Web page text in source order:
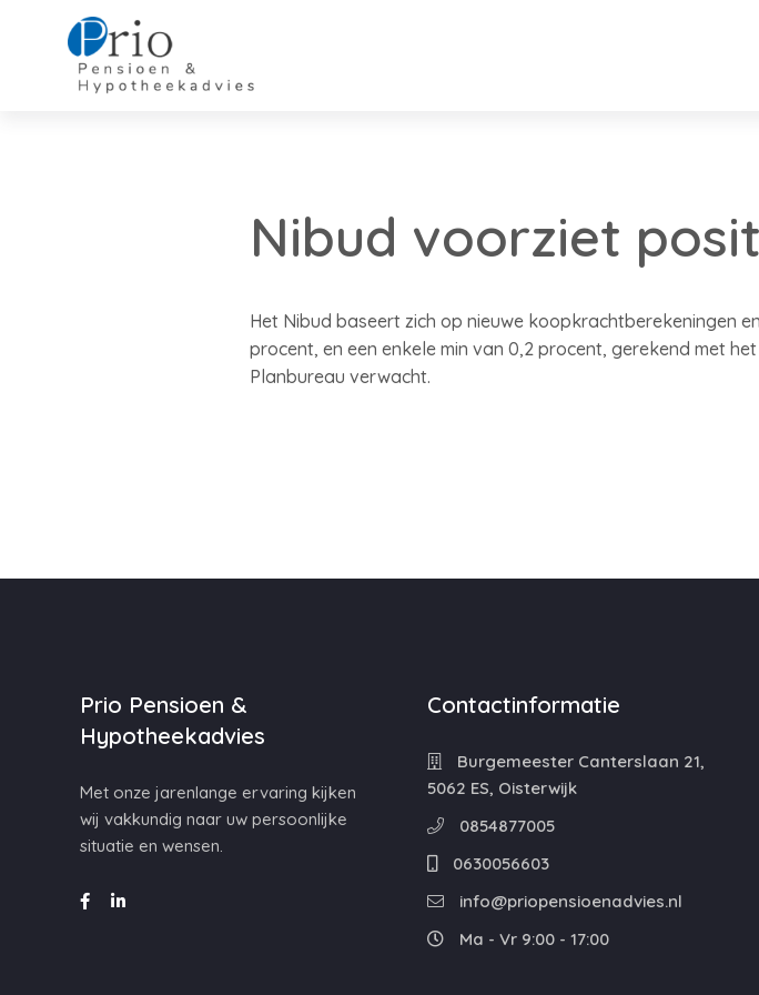
Nibud voorziet
Het Nibud baseert zich op nieuwe koopkrachtberekeningen
procent, en een enkele min van 0,2 procent, gerekend met
Planbureau verwacht.
Prio Pensioen &
Hypotheekadvies
Met onze jarenlange ervaring kijken
wij vakkundig naar uw persoonlijke
situatie en wensen.
Contactinformatie
Burgemeester Canterslaan 21,
5062 ES, Oisterwijk
0854877005
0630056603
info@priopensioenadvies.nl
Ma - Vr 9:00 - 17:00